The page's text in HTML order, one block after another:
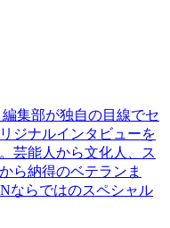
集部が独自の目線でセ
ジナルインタビューを
芸能人から文化人、ス
ら納得のベテランま
ならではのスペシャル